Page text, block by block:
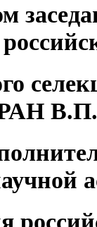
РАН